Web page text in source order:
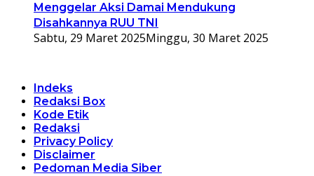
Menggelar Aksi Damai Mendukung
Disahkannya RUU TNI
Sabtu, 29 Maret 2025Minggu, 30 Maret 2025
Indeks
Redaksi Box
Kode Etik
Redaksi
Privacy Policy
Disclaimer
Pedoman Media Siber